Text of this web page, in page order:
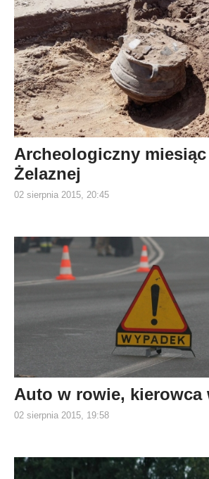
Archeologiczny
Żelaznej
02 sierpnia 2015, 20:45
Auto w rowie, kierowca
02 sierpnia 2015, 19:58